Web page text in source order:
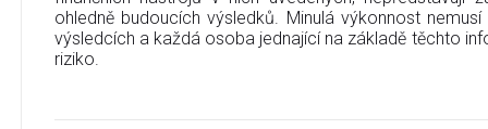
ohledně budoucích výsledků. Minulá výkonnost
výsledcích a každá osoba jednající na základě těchto
riziko.